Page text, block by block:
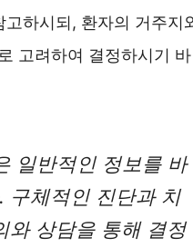
하시되, 환자의 거주지
고려하여 결정하시기
일반적인 정보를 바
구체적인 진단과 치
와 상담을 통해 결정